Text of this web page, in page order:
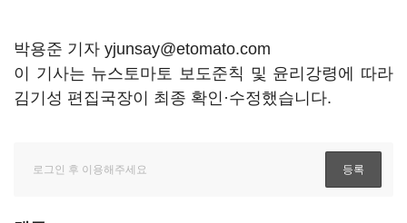
박용준 기자 yjunsay@etomato.com
이 기사는 뉴스토마토 보도준칙 및 윤리강령에 따라
김기성 편집국장이 최종 확인·수정했습니다.